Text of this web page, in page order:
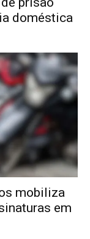
doméstica
mobiliza
em